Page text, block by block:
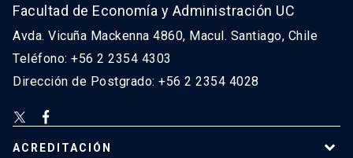
Facultad de Economía y Administración UC
Avda. Vicuña Mackenna 4860, Macul. Santiago, Chile
Teléfono: +56 2 2354 4303
Dirección de Postgrado: +56 2 2354 4028
ACREDITACIÓN